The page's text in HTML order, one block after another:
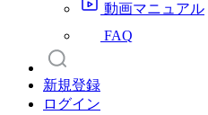
動画マニュアル
FAQ
新規登録
ログイン